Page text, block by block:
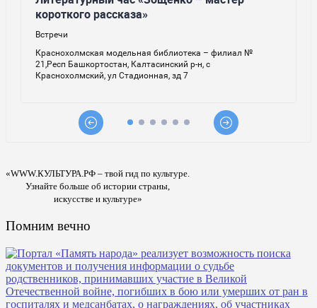
«WWW.КУЛЬТУРА.РФ – твой гид по культуре.
Узнайте больше об истории страны,
искусстве и культуре»
Помним вечно